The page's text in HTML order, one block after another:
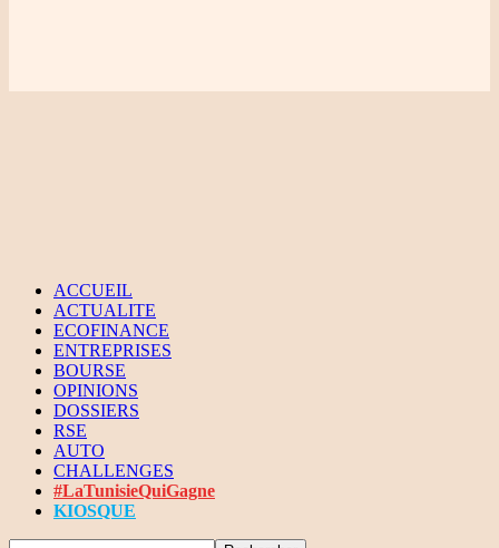
ACCUEIL
ACTUALITE
ECOFINANCE
ENTREPRISES
BOURSE
OPINIONS
DOSSIERS
RSE
AUTO
CHALLENGES
#LaTunisieQuiGagne
KIOSQUE